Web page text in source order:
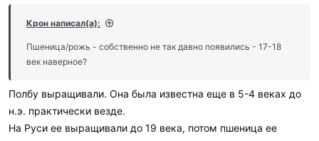
Крон написал(а):
Пшеница/рожь - собственно не так давно появились - 17-18
век наверное?
Полбу выращивали. Она была известна еще в 5-4 веках до
н.э. практически везде.
На Руси ее выращивали до 19 века, потом пшеница ее